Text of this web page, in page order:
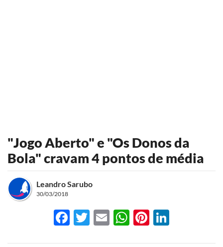
"Jogo Aberto" e "Os Donos da
Bola" cravam 4 pontos de média
Leandro Sarubo
30/03/2018
Facebook
Twitter
EmailWhatsApp
Pinterest